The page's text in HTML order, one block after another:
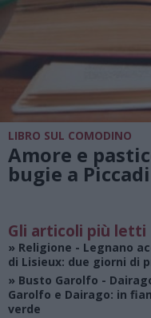
LIBRO SUL COMODINO
Amore e
bugie a
Gli articoli più letti
» Religione - Legnano
di Lisieux: due giorni di
» Busto Garolfo -
Garolfo e Dairago: in
verde